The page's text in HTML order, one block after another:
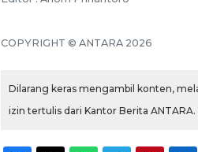
COPYRIGHT © ANTARA 2026
Dilarang keras mengambil konten,
izin tertulis dari Kantor Berita ANTARA.